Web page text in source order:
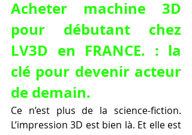
Acheter machine 3D
pour débutant chez
LV3D en FRANCE. : la
clé pour devenir acteur
de demain.
Ce n’est plus de la science-fiction.
L’impression 3D est bien là. Et elle est